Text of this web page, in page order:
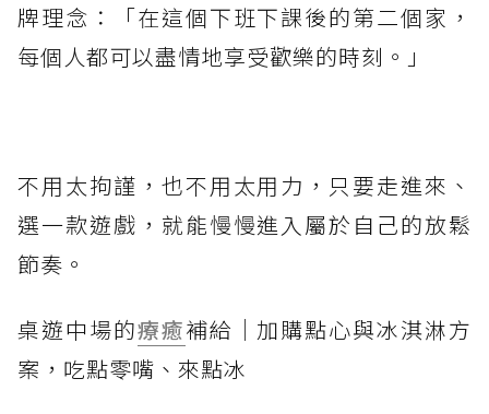
牌理念：「在這個下班下課後的第二個家，
每個人都可以盡情地享受歡樂的時刻。」
不用太拘謹，也不用太用力，只要走進來、
選一款遊戲，就能慢慢進入屬於自己的放鬆
節奏。
桌遊中場的療癒補給｜加購點心與冰淇淋方
案，吃點零嘴、來點冰